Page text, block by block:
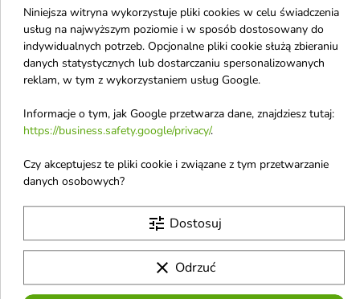
H
Hairy Tale
Hair Queen
ekspresowa Maska
emolientowa do
włosów
średnioporowatych
400 ml
do włosów średnioporowatych
30,90 zł
Hair Queen
ekspresowa Maska
emolientowa do
włosów
niskoporowatych 400
ml
niskoporowatych
30,90 zł
Pokazano 1-6 z 6 pozycji
Niniejsza witryna wykorzystuje pliki cookies w celu świadczenia
usług na najwyższym poziomie i w sposób dostosowany do
indywidualnych potrzeb. Opcjonalne pliki cookie służą zbieraniu
danych statystycznych lub dostarczaniu spersonalizowanych
reklam, w tym z wykorzystaniem usług Google.
Informacje o tym, jak Google przetwarza dane, znajdziesz tutaj:
https://business.safety.google/privacy/.
Czy akceptujesz te pliki cookie i związane z tym przetwarzanie
danych osobowych?
tune Dostosuj
clear Odrzuć